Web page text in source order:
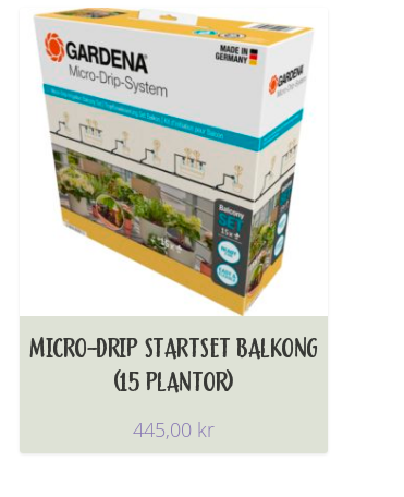
MICRO-DRIP STARTSET BALKONG
(15 PLANTOR)
445,00 kr